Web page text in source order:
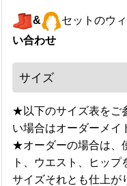
& セットのウ
い合わせ
サイズ
★以下のサイズ表をご
い場合はオーダーメイ
★オーダーの場合は、
ト、ウエスト、ヒッ
サイズそれとも仕上が